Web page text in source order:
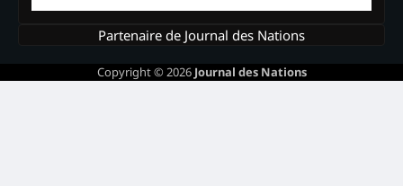
Partenaire de Journal des Nations
Copyright © 2026 Journal des Nations